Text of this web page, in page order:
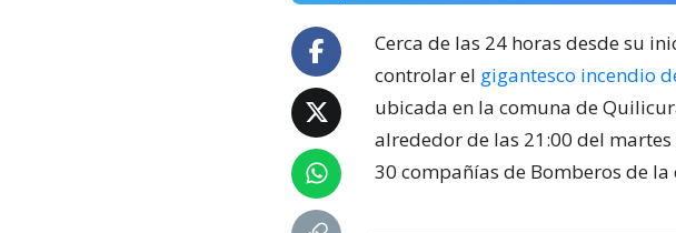
Cerca de las 24 horas desde su
controlar el gigantesco incendio
ubicada en la comuna de
alrededor de las 21:00 del
30 compañías de Bomberos de la